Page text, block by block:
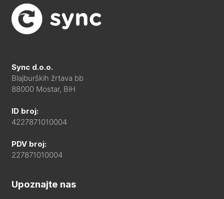
Sync d.o.o.
Blajburških žrtava bb
88000 Mostar, BiH
ID broj:
4227871010004
PDV broj:
227871010004
Upoznajte nas